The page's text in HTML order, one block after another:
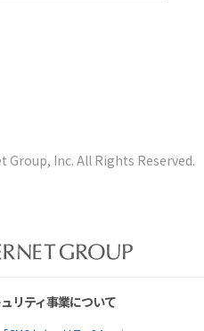
Group, Inc. All Rights Reserved.
リティ事業について